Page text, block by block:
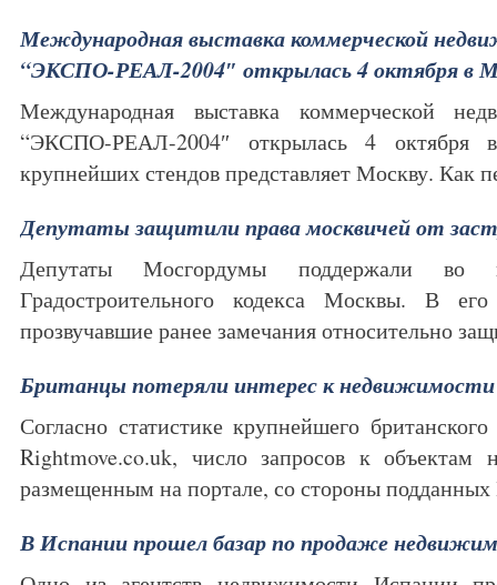
Международная выставка коммерческой
“ЭКСПО-РЕАЛ-2004″ открылась 4 октября в
Международная выставка коммерческой
“ЭКСПО-РЕАЛ-2004″ открылась 4
крупнейших стендов представляет Москву. Как
Депутаты защитили права москвичей от
Депутаты Мосгордумы поддержали во
Градостроительного кодекса Москвы. В
прозвучавшие ранее замечания относительно
Британцы потеряли интерес к недвижимости
Согласно статистике крупнейшего
Rightmove.co.uk, число запросов к объектам
размещенным на портале, со стороны
В Испании прошел базар по продаже